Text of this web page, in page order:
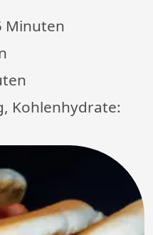
Minuten
Kohlenhydrate: